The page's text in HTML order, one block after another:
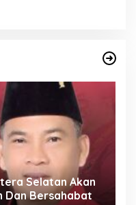
Selatan Akan
Dan Bersahabat